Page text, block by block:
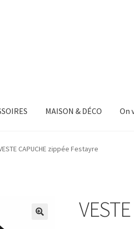
MAISON & DÉCO On
CAPUCHE zippée Festayre